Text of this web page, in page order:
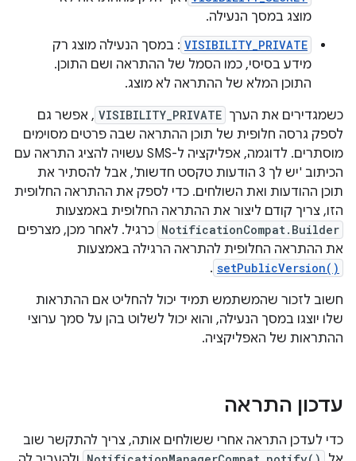
מוצג במסך הנעילה.
VISIBILITY_PRIVATE : במסך הנעילה מוצג רק
מידע בסיסי, כמו הסמל של ההתראה ושם התוכן.
התוכן המלא של ההתראה לא מוצג.
כשמגדירים את הערך VISIBILITY_PRIVATE , אפשר גם
לספק גרסה חלופית של תוכן ההתראה שבה פרטים מסוימים
מוסתרים. לדוגמה, אפליקציה ל-SMS עשויה להציג התראה עם
הכיתוב 'יש לך 3 הודעות טקסט חדשות', אבל להסתיר את
תוכן ההודעות ואת השולחים. כדי לספק את ההתראה החלופית
הזו, צריך קודם ליצור את ההתראה החלופית באמצעות
NotificationCompat.Builder כרגיל. לאחר מכן, מצרפים
את ההתראה החלופית להתראה הרגילה באמצעות
setPublicVersion()
.
חשוב לזכור שהמשתמש תמיד יכול להחליט אם ההתראות
שלו יוצגו במסך הנעילה, והוא יכול לשלוט בהן על סמך ערוצי
ההתראות של האפליקציה.
עדכון התראה
כדי לעדכן התראה אחרי ששולחים אותה, צריך להתקשר שוב